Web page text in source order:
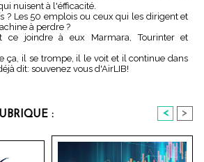
nuisent à l'éfficacité.
? Les 50 emplois ou ceux qui les dirigent et
à perdre ?
ce joindre à eux Marmara, Tourinter et
ça, il se trompe, il le voit et il continue dans
dit: souvenez vous d'AirLIB!
: < >